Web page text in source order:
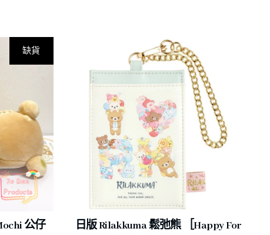
缺貨
-20%
公仔
日版 Rilakkuma 鬆弛熊 ［Happy For